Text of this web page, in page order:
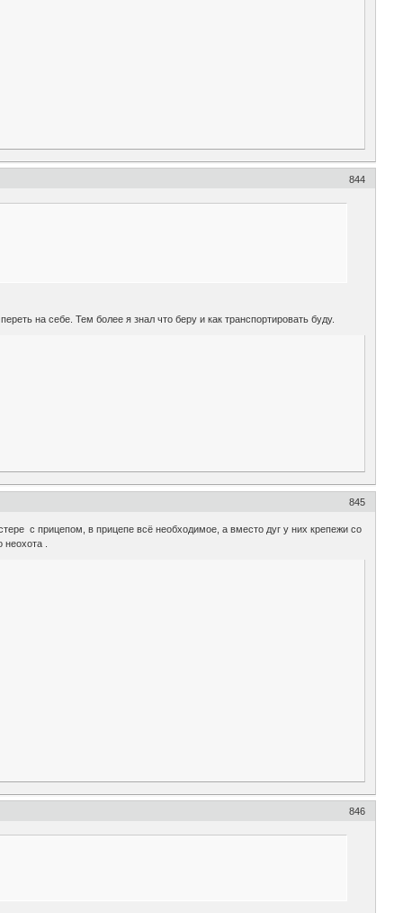
844
на себе. Тем более я знал что беру и как транспортировать буду.
845
с прицепом, в прицепе всё необходимое, а вместо дуг у них крепежи со
.
846